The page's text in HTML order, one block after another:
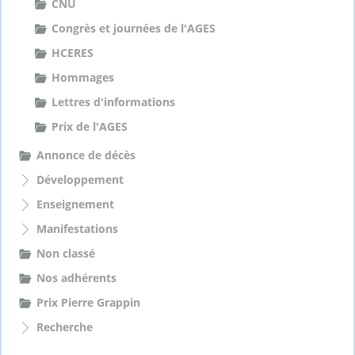
CNU
Congrès et journées de l'AGES
HCERES
Hommages
Lettres d'informations
Prix de l'AGES
Annonce de décès
Développement
Enseignement
Manifestations
Non classé
Nos adhérents
Prix Pierre Grappin
Recherche